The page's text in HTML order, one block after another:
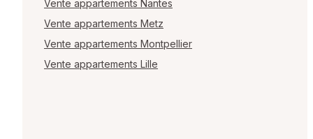
Vente appartements Nantes
Vente appartements Metz
Vente appartements Montpellier
Vente appartements Lille